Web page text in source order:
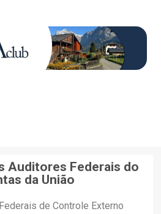
Auditores Federais do
da União
de Controle Externo